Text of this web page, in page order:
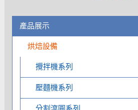
產品展示
烘焙設備
攪拌機系列
壓麵機系列